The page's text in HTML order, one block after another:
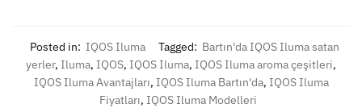
Posted in: IQOS Iluma Tagged: Bartın'da IQOS Iluma satan
yerler, Iluma, IQOS, IQOS Iluma, IQOS Iluma aroma çeşitleri,
IQOS Iluma Avantajları, IQOS Iluma Bartın'da, IQOS Iluma
Fiyatları, IQOS Iluma Modelleri